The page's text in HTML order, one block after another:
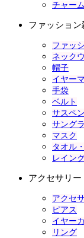
チャーム
ファッション
ファッ
ネック
帽子
イヤー
手袋
ベルト
サスペ
サング
マスク
タオル
レイン
アクセサリー
アクセ
ピアス
イヤー
リング